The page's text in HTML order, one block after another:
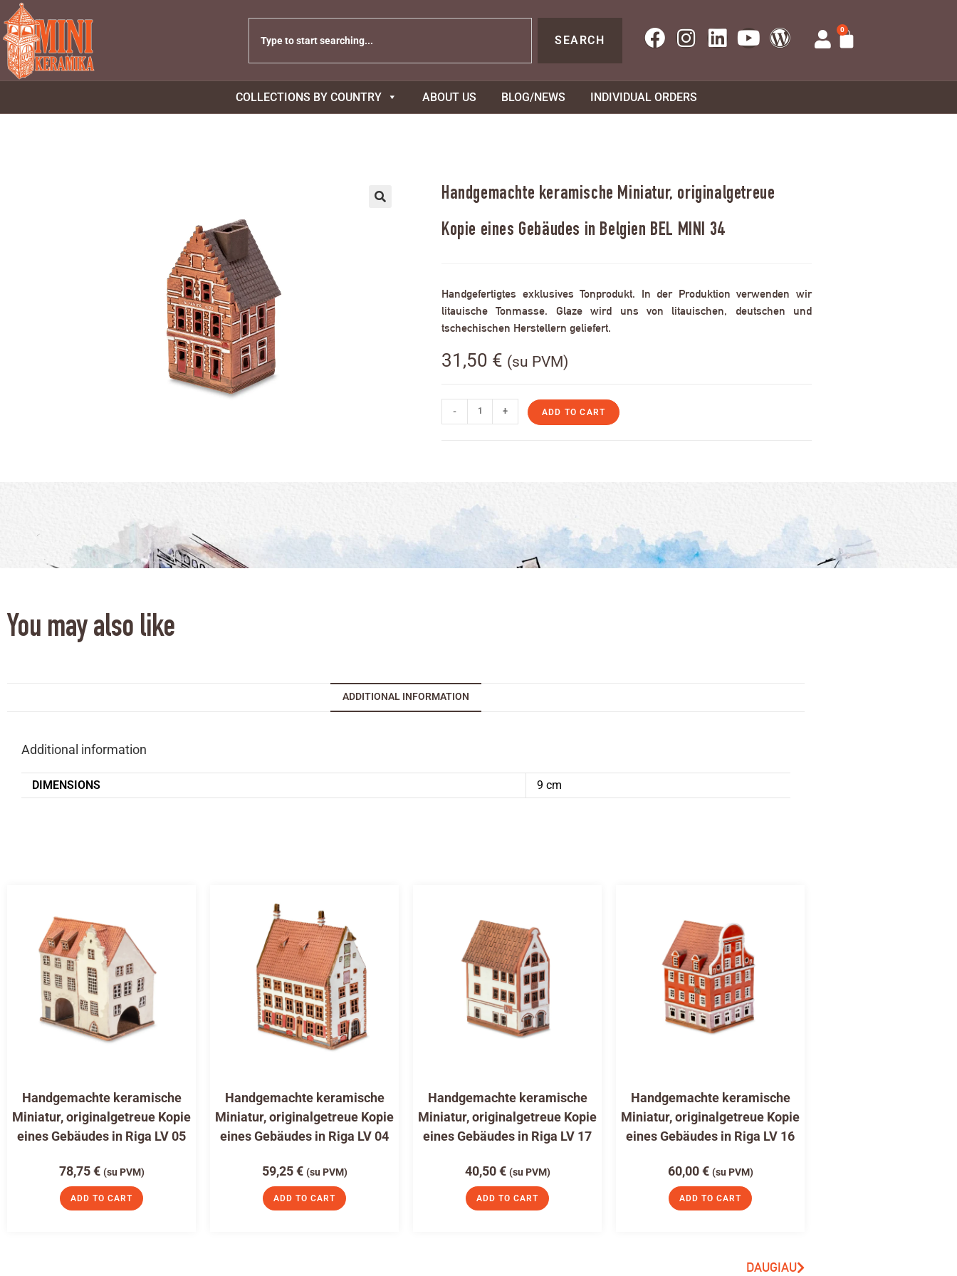
SEARCH
0
COLLECTIONS BY COUNTRY ABOUT US BLOG/NEWS INDIVIDUAL ORDERS
Handgemachte keramische Miniatur, originalgetreue
Kopie eines Gebäudes in Belgien BEL MINI 34
Handgefertigtes exklusives Tonprodukt. In der Produktion verwenden wir
litauische Tonmasse. Glaze wird uns von litauischen, deutschen und
tschechischen Herstellern geliefert.
31,50 € (su PVM)
- + ADD TO CART
You may also like
ADDITIONAL INFORMATION
Additional information
DIMENSIONS 9 cm
Handgemachte keramische
Miniatur, originalgetreue Kopie
eines Gebäudes in Riga LV 05
78,75€ (su PVM)
ADD TO CART
Handgemachte keramische
Miniatur, originalgetreue Kopie
eines Gebäudes in Riga LV 04
59,25€ (su PVM)
ADD TO CART
Handgemachte keramische
Miniatur, originalgetreue Kopie
eines Gebäudes in Riga LV 17
40,50€ (su PVM)
ADD TO CART
Handgemachte keramische
Miniatur, originalgetreue Kopie
eines Gebäudes in Riga LV 16
60,00€ (su PVM)
ADD TO CART
DAUGIAU